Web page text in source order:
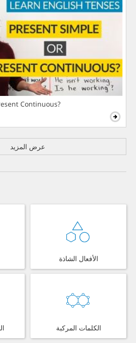
Continuous?
عرض المزيد
الأفعال الشاذة
الكلمات المركبة